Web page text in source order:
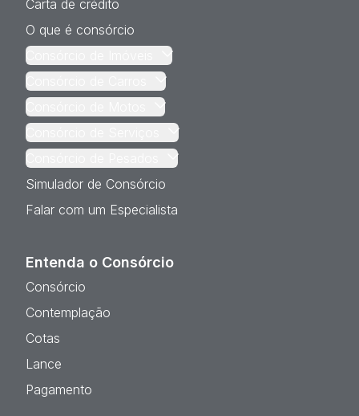
Carta de crédito
O que é consórcio
Consórcio de Imóveis
Consórcio de Carros
Consórcio de Motos
Consórcio de Serviços
Consórcio de Pesados
Simulador de Consórcio
Falar com um Especialista
Entenda o Consórcio
Consórcio
Contemplação
Cotas
Lance
Pagamento